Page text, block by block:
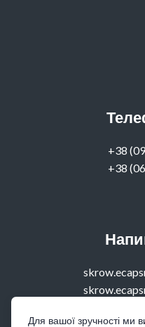
‭+38
+38
Для вашої зручності ми